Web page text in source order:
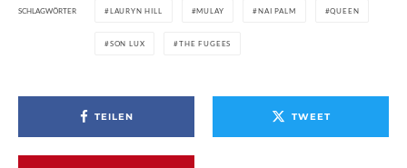
SCHLAGWÖRTER LAURYN HILL MULAY NAI PALM QUEEN
SON LUX THE FUGEES
TEILEN TWEET